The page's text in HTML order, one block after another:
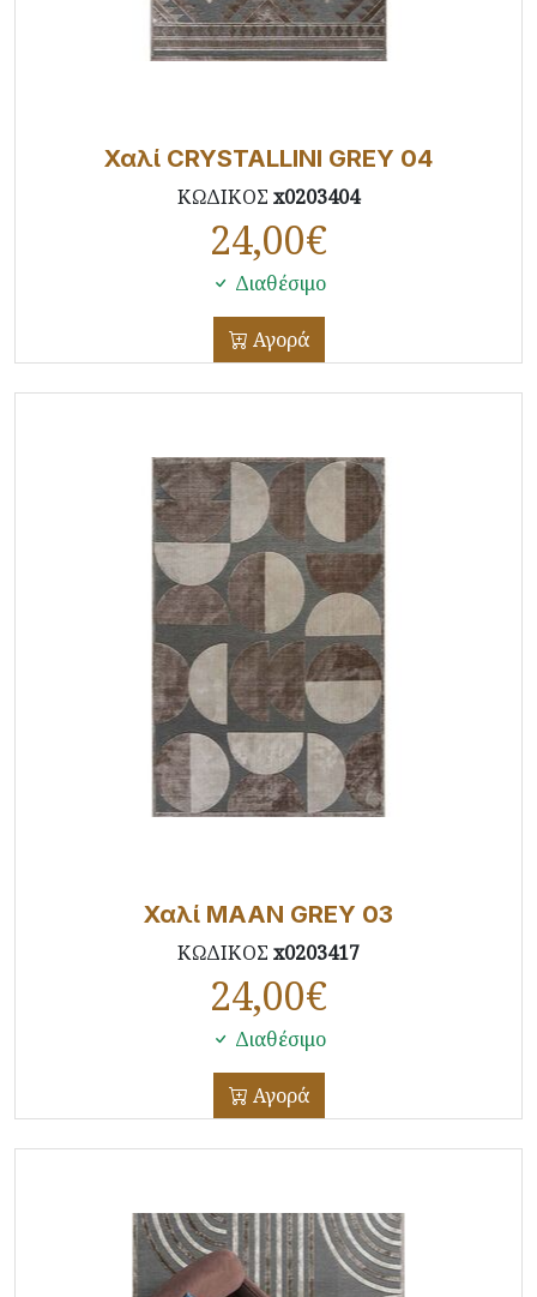
Χαλί CRYSTALLINI GREY 04
ΚΩΔΙΚΟΣ x0203404
24,00€
Διαθέσιμο
Αγορά
Χαλί MAAN GREY 03
ΚΩΔΙΚΟΣ x0203417
24,00€
Διαθέσιμο
Αγορά